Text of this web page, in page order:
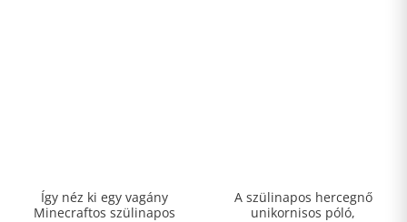
Így néz ki egy vagány
Minecraftos szülinapos
A szülinapos hercegnő
unikornisos póló,